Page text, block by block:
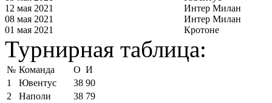
12 мая 2021
Интер Милан
08 мая 2021
Интер Милан
01 мая 2021
Кротоне
Турнирная таблица:
№ Команда О И
1
Ювентус 38 90
2
Наполи 38 79